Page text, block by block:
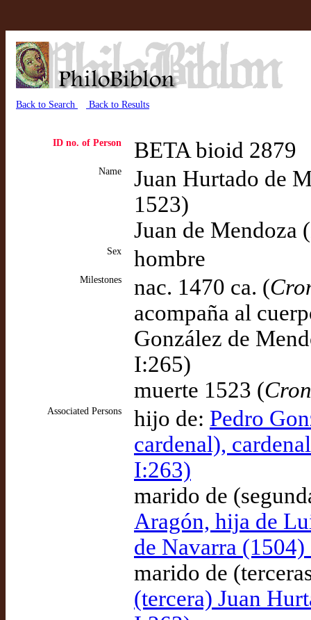
Back to Search Back to Results
ID no. of Person BETA bioid 2879
Name
Juan Hurtado de
1523)
Juan de Mendoza
Sex hombre
Milestones nac. 1470 ca. (
acompaña al
González de
I:265)
muerte 1523 (
Associated Persons hijo de: Pedro
cardenal),
I:263)
marido de
Aragón, hija de
de Navarra
marido de
(tercera) Juan